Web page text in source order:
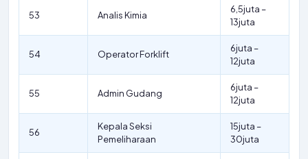
53 Analis Kimia
6,5juta –
13juta
54 Operator Forklift
6juta –
12juta
55 Admin Gudang
6juta –
12juta
56
Kepala Seksi
Pemeliharaan
15juta –
30juta